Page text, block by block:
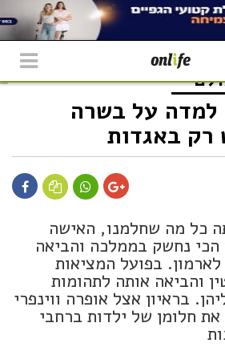
למדה על בשרה
רק באגדות
כל מה שחלמנו, האישה
נחשק בממלכה והביאה
בפועל המציאות
והביאה אותה לתהומות
בראיון אצל אופרה ווינפרי
את חלומן של ילדות ברחבי